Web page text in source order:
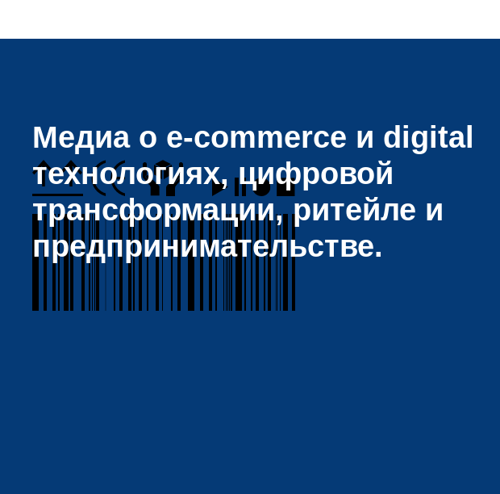
Медиа о e-commerce и digital
технологиях, цифровой
трансформации, ритейле и
предпринимательстве.